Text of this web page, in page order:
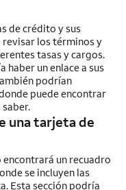
de crédito y sus
revisar los términos y
tasas y cargos.
haber un enlace a sus
podrían
puede encontrar
una tarjeta de
un recuadro
se incluyen las
Esta sección podría